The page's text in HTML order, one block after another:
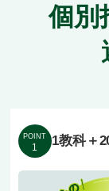
山田第五小
里丘中・山
高・山田高
授業中は先
ないほど集
個別
POINT
1 1教科＋